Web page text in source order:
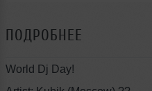
ПОДРОБНЕЕ
World Dj Day!